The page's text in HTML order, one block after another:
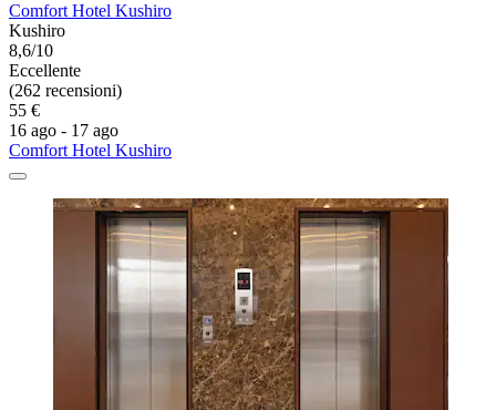
Comfort Hotel Kushiro
Kushiro
8,6/10
Eccellente
(262 recensioni)
55 €
16 ago - 17 ago
Comfort Hotel Kushiro